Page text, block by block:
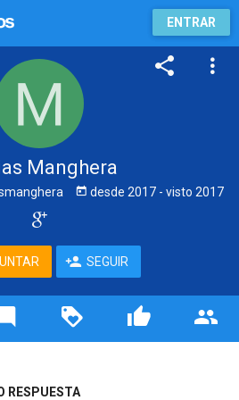
ENTRAR
Manghera
desde 2017- visto 2017
SEGUIR
RESPUESTA